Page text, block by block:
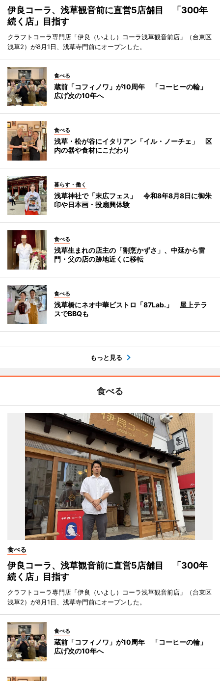
伊良コーラ、浅草観音前に直営5店舗目 「300年
続く店」目指す
クラフトコーラ専門店「伊良（いよし）コーラ浅草観音前店」（台東区
浅草2）が8月1日、浅草寺門前にオープンした。
食べる
蔵前「コフィノワ」が10周年 「コーヒーの輪」
広げ次の10年へ
食べる
浅草・松が谷にイタリアン「イル・ノーチェ」 区
内の器や食材にこだわり
暮らす・働く
浅草神社で「末広フェス」 令和8年8月8日に御朱
印や日本画・投扇興体験
食べる
浅草生まれの店主の「割烹かずさ」、中延から雷
門・父の店の跡地近くに移転
食べる
浅草橋にネオ中華ビストロ「87Lab.」 屋上テラ
スでBBQも
もっと見る
食べる
食べる
伊良コーラ、浅草観音前に直営5店舗目 「300年
続く店」目指す
クラフトコーラ専門店「伊良（いよし）コーラ浅草観音前店」（台東区
浅草2）が8月1日、浅草寺門前にオープンした。
食べる
蔵前「コフィノワ」が10周年 「コーヒーの輪」
広げ次の10年へ